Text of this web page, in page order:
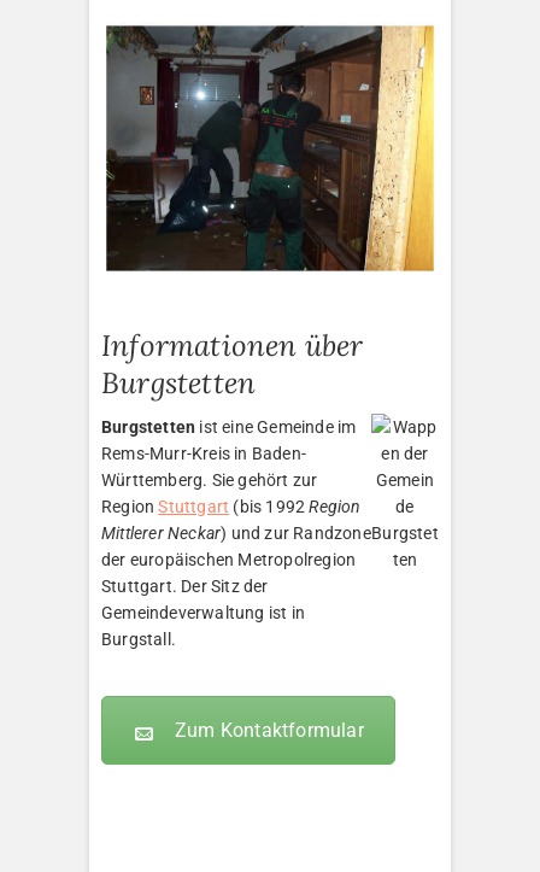
Informationen über
Burgstetten
Burgstetten ist eine Gemeinde im
Rems-Murr-Kreis in Baden-
Württemberg. Sie gehört zur
RegionStuttgart (bis 1992Region
Mittlerer Neckar) und zur Randzone
der europäischen Metropolregion
Stuttgart. Der Sitz der
Gemeindeverwaltung ist in
Burgstall.
Zum Kontaktformular